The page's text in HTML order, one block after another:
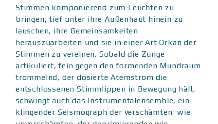
Stimmen komponierend zum Leuchten zu
bringen, tief unter ihre Außenhaut hinein zu
lauschen, ihre Gemeinsamkeiten
herauszuarbeiten und sie in einer Art Orkan der
Stimmen zu vereinen. Sobald die Zunge
artikuliert, fein gegen den formenden Mundraum
trommelnd, der dosierte Atemstrom die
entschlossenen Stimmlippen in Bewegung hält,
schwingt auch das Instrumentalensemble, ein
klingender Seismograph der verschämten wie